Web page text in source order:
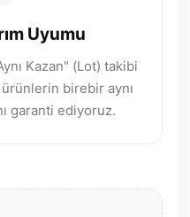
Uyumu
Kazan" (Lot) takibi
birebir aynı
garanti ediyoruz.